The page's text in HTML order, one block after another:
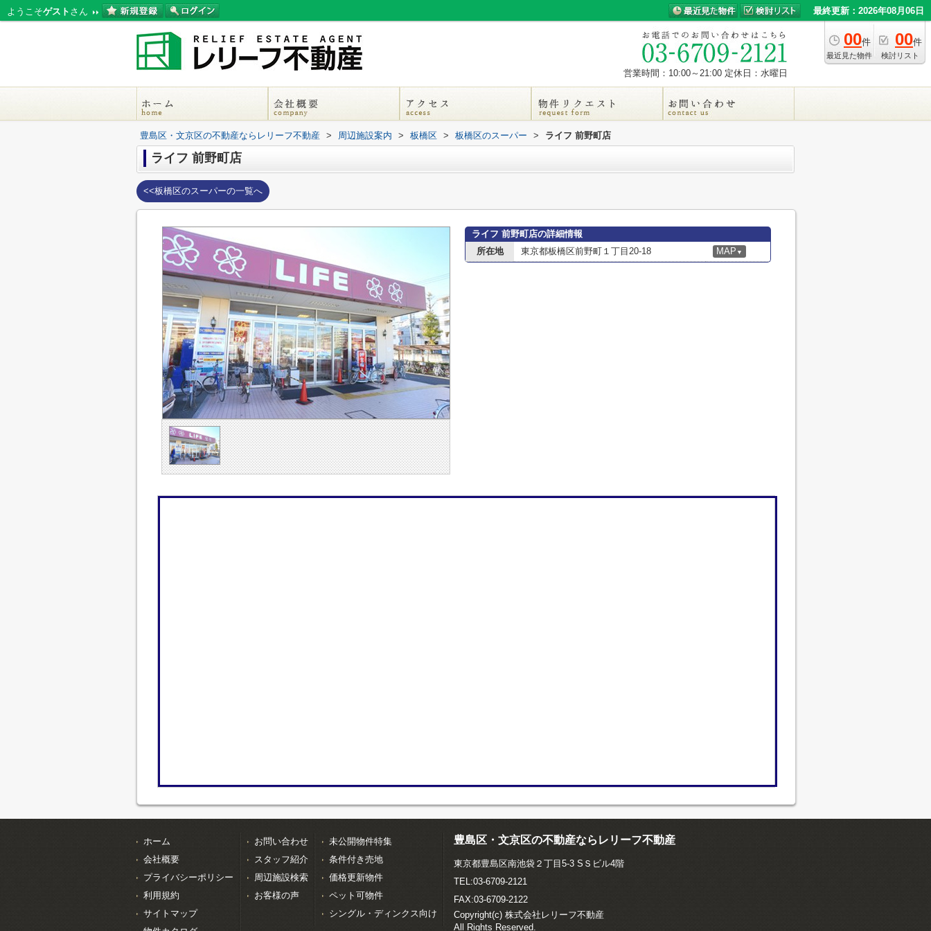
ようこそゲスト さん 最終更新：2026年08月06日
00件
最近見た物件
00件
検討リスト
営業時間：10:00～21:00 定休日：水曜日
豊島区・文京区の不動産ならレリーフ不動産 > 周辺施設案内 > 板橋区 > 板橋区のスーパー > ライフ 前野町店
ライフ 前野町店
<<板橋区のスーパーの一覧へ
ライフ 前野町店の詳細情報
所在地
東京都板橋区前野町１丁目20-18 MAP ▼
ホーム
会社概要
プライバシーポリシー
利用規約
サイトマップ
お問い合わせ
スタッフ紹介
周辺施設検索
お客様の声
未公開物件特集
条件付き売地
価格更新物件
ペット可物件
シングル・ディンクス向け
豊島区・文京区の不動産ならレリーフ不動産
東京都豊島区南池袋２丁目5-3 SＳビル4階
TEL:03-6709-2121
FAX:03-6709-2122
Copyright(c) 株式会社レリーフ不動産
All Rights Reserved.